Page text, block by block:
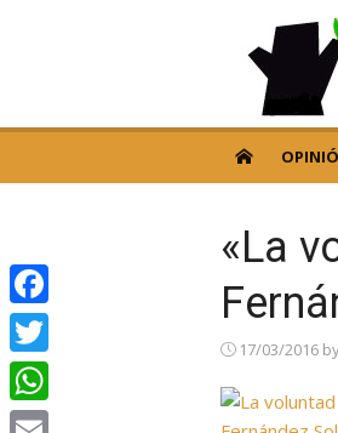
«La
17/03/2016
Facebook
Twitter
WhatsApp